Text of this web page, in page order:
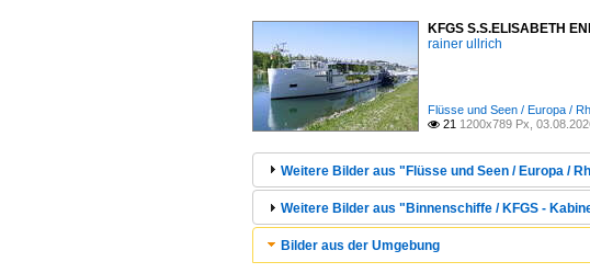
KFGS S.S.ELISABETH
rainer ullrich
Flüsse und Seen / Europa /
 21 1200x789 Px,
Weitere Bilder aus "Flüsse und Seen / Europa /
Weitere Bilder aus "Binnenschiffe / KFGS -
Bilder aus der Umgebung